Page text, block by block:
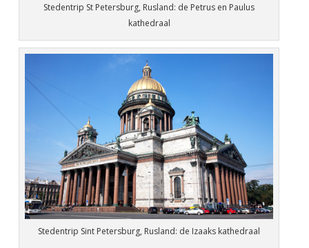
Stedentrip St Petersburg, Rusland: de Petrus en Paulus
kathedraal
Stedentrip Sint Petersburg, Rusland: de Izaaks kathedraal